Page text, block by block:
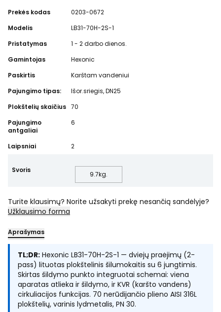
Prekės kodas
0203-0672
Modelis
LB31-70H-2S-1
Pristatymas
1 - 2 darbo dienos.
Gamintojas
Hexonic
Paskirtis
Karštam vandeniui
Pajungimo tipas:
Išor.sriegis, DN25
Plokštelių skaičius 70
Pajungimo
antgaliai
6
Laipsniai 2
Svoris
9.7kg.
Turite klausimų? Norite užsakyti prekę nesančią sandėlyje?
Užklausimo forma
Aprašymas
TL;DR: Hexonic LB31-70H-2S-1 — dviejų praėjimų (2-
pass) lituotas plokštelinis šilumokaitis su 6 jungtimis.
Skirtas šildymo punkto integruotai schemai: viena
aparatas atlieka ir šildymo, ir KVR (karšto vandens)
cirkuliacijos funkcijas. 70 nerūdijančio plieno AISI 316L
plokštelių, varinis lydmetalis, PN 30.